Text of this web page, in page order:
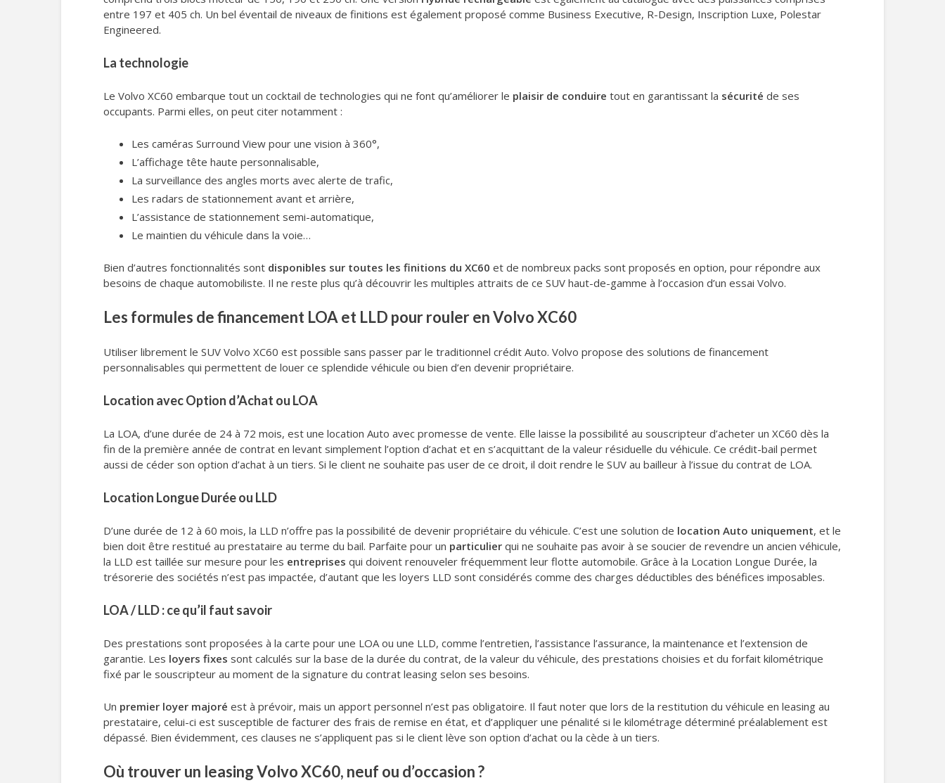
entre 197 et 405 ch. Un bel éventail de niveaux de finitions est également proposé comme Business Executive, R-Design, Inscription Luxe, Polestar
Engineered.
La technologie
Le Volvo XC60 embarque tout un cocktail de technologies qui ne font qu’améliorer le plaisir de conduire tout en garantissant la sécurité de ses
occupants. Parmi elles, on peut citer notamment :
Les caméras Surround View pour une vision à 360°,
L’affichage tête haute personnalisable,
La surveillance des angles morts avec alerte de trafic,
Les radars de stationnement avant et arrière,
L’assistance de stationnement semi-automatique,
Le maintien du véhicule dans la voie…
Bien d’autres fonctionnalités sont disponibles sur toutes les finitions du XC60 et de nombreux packs sont proposés en option, pour répondre aux
besoins de chaque automobiliste. Il ne reste plus qu’à découvrir les multiples attraits de ce SUV haut-de-gamme à l’occasion d’un essai Volvo.
Les formules de financement LOA et LLD pour rouler en Volvo XC60
Utiliser librement le SUV Volvo XC60 est possible sans passer par le traditionnel crédit Auto. Volvo propose des solutions de financement
personnalisables qui permettent de louer ce splendide véhicule ou bien d’en devenir propriétaire.
Location avec Option d’Achat ou LOA
La LOA, d’une durée de 24 à 72 mois, est une location Auto avec promesse de vente. Elle laisse la possibilité au souscripteur d’acheter un XC60 dès la
fin de la première année de contrat en levant simplement l’option d’achat et en s’acquittant de la valeur résiduelle du véhicule. Ce crédit-bail permet
aussi de céder son option d’achat à un tiers. Si le client ne souhaite pas user de ce droit, il doit rendre le SUV au bailleur à l’issue du contrat de LOA.
Location Longue Durée ou LLD
D’une durée de 12 à 60 mois, la LLD n’offre pas la possibilité de devenir propriétaire du véhicule. C’est une solution de location Auto uniquement, et le
bien doit être restitué au prestataire au terme du bail. Parfaite pour un particulier qui ne souhaite pas avoir à se soucier de revendre un ancien véhicule,
la LLD est taillée sur mesure pour les entreprises qui doivent renouveler fréquemment leur flotte automobile. Grâce à la Location Longue Durée, la
trésorerie des sociétés n’est pas impactée, d’autant que les loyers LLD sont considérés comme des charges déductibles des bénéfices imposables.
LOA / LLD : ce qu’il faut savoir
Des prestations sont proposées à la carte pour une LOA ou une LLD, comme l’entretien, l’assistance l’assurance, la maintenance et l’extension de
garantie. Les loyers fixes sont calculés sur la base de la durée du contrat, de la valeur du véhicule, des prestations choisies et du forfait kilométrique
fixé par le souscripteur au moment de la signature du contrat leasing selon ses besoins.
Un premier loyer majoré est à prévoir, mais un apport personnel n’est pas obligatoire. Il faut noter que lors de la restitution du véhicule en leasing au
prestataire, celui-ci est susceptible de facturer des frais de remise en état, et d’appliquer une pénalité si le kilométrage déterminé préalablement est
dépassé. Bien évidemment, ces clauses ne s’appliquent pas si le client lève son option d’achat ou la cède à un tiers.
Où trouver un leasing Volvo XC60, neuf ou d’occasion ?